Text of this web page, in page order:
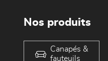
Nos produits
Canapés &
fauteuils